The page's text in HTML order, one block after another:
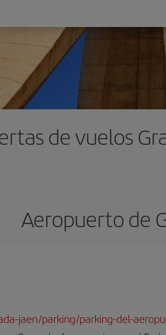
de vuelos
Aeropuerto de
jaen/parking/parking-del-